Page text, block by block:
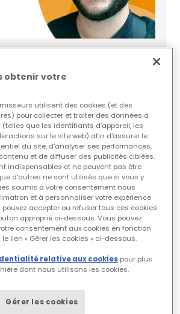
M. Gutiérrez, responsable
qui aide les fabricants
les performances de la
de la CNC.
obtenir votre
utilisent des cookies (et des
pour collecter et traiter des données à
que les identifiants d'appareil, les
sur le site web) afin d'assurer le
du site, d'analyser ses performances,
et de diffuser des publicités ciblées.
indispensables et ne peuvent pas être
d'autres ne sont utilisés que si vous y
soumis à votre consentement nous
et à personnaliser votre expérience
pouvez accepter ou refuser tous ces cookies
approprié ci-dessous. Vous pouvez
consentement aux cookies en fonction
lien « Gérer les cookies » ci-dessous.
relative aux cookies pour plus
dont nous utilisons les cookies.
Gérer les cookies